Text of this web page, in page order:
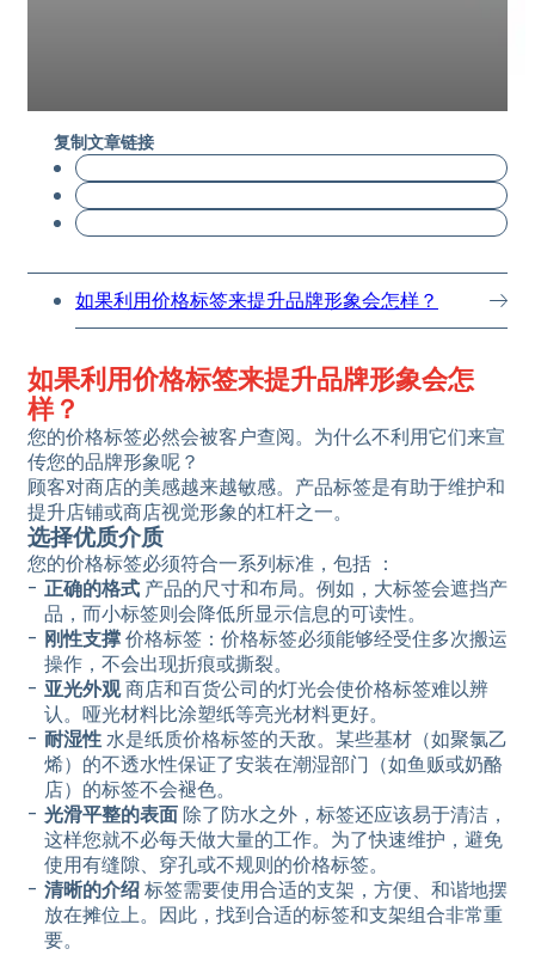
复制文章链接
如果利用价格标签来提升品牌形象会怎样？
如果利用价格标签来提升品牌形象会怎
样？
您的价格标签必然会被客户查阅。为什么不利用它们来宣
传您的品牌形象呢？
顾客对商店的美感越来越敏感。产品标签是有助于维护和
提升店铺或商店视觉形象的杠杆之一。
选择优质介质
您的价格标签必须符合一系列标准，包括 ：
正确的格式 产品的尺寸和布局。例如，大标签会遮挡产
品，而小标签则会降低所显示信息的可读性。
刚性支撑价格标签：价格标签必须能够经受住多次搬运
操作，不会出现折痕或撕裂。
亚光外观商店和百货公司的灯光会使价格标签难以辨
认。哑光材料比涂塑纸等亮光材料更好。
耐湿性水是纸质价格标签的天敌。某些基材（如聚氯乙
烯）的不透水性保证了安装在潮湿部门（如鱼贩或奶酪
店）的标签不会褪色。
光滑平整的表面除了防水之外，标签还应该易于清洁，
这样您就不必每天做大量的工作。为了快速维护，避免
使用有缝隙、穿孔或不规则的价格标签。
清晰的介绍标签需要使用合适的支架，方便、和谐地摆
放在摊位上。因此，找到合适的标签和支架组合非常重
要。